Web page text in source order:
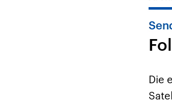
Landtagswahl
am 6.
einen neuen
Seit 2021 wird
Die